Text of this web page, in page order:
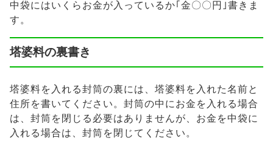
中袋にはいくらお金が入っているか｢金〇〇円｣書きま
す。
塔婆料の裏書き
塔婆料を入れる封筒の裏には、塔婆料を入れた名前と
住所を書いてください。封筒の中にお金を入れる場合
は、封筒を閉じる必要はありませんが、お金を中袋に
入れる場合は、封筒を閉じてください。